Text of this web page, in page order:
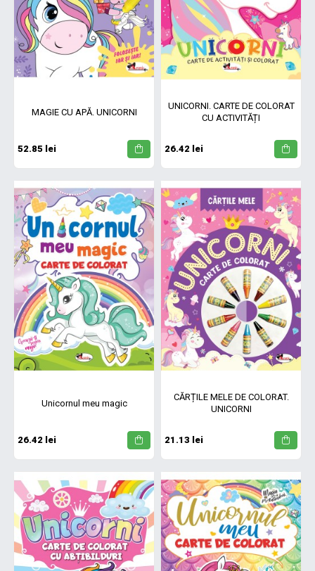
MAGIE CU APĂ. UNICORNI
52.85 lei
UNICORNI. CARTE DE COLORAT
CU ACTIVITĂȚI
26.42 lei
Unicornul meu magic
26.42 lei
CĂRȚILE MELE DE COLORAT.
UNICORNI
21.13 lei